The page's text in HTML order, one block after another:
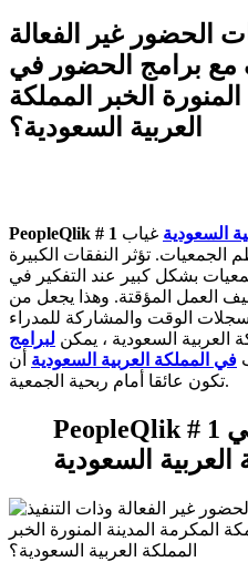
الحضور غير الفعالة
مع برامج الحضور في
الخبر المملكة
العربية السعودية؟
PeopleQlik # 1 السعودية غياب
الجمعيات. تؤثر النفقات الكبيرة
بشكل كبير عند التفكير في
العمل المؤقتة. وهذا يجعل من
الوقت والمشاركة للمدراء
العربية السعودية ، يمكن لبرامج
في المملكة العربية السعودية أن
تكون عائقا أمام ربحية الجمعية.
PeopleQlik # 1 برامج الحضور في
العربية السعودية